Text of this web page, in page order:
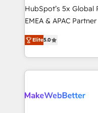
and workflow
programs, training, and
partnerships, we
revenue maturity
grows.
HubSpot’s 5x Global
EMEA & APAC
experienced and
Partner. 🚀 With 2,750+ HubSpot projects delivered
and 370+ specialists
we de-risk complex
multi-region
Elite5.0